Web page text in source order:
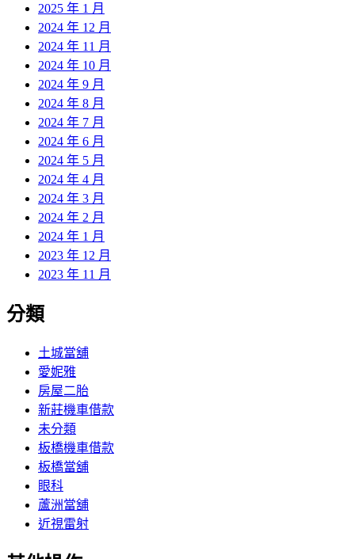
2025 年 1 月
2024 年 12 月
2024 年 11 月
2024 年 10 月
2024 年 9 月
2024 年 8 月
2024 年 7 月
2024 年 6 月
2024 年 5 月
2024 年 4 月
2024 年 3 月
2024 年 2 月
2024 年 1 月
2023 年 12 月
2023 年 11 月
分類
土城當舖
愛妮雅
房屋二胎
新莊機車借款
未分類
板橋機車借款
板橋當舖
眼科
蘆洲當舖
近視雷射